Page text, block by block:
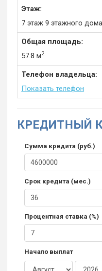
Этаж:
7 этаж 9 этажного дома
Общая площадь:
57.8 м2
Телефон владельца:
Показать телефон
КРЕДИТНЫЙ
Сумма кредита (руб.)
Срок кредита (мес.)
Процентная ставка (%)
Начало выплат